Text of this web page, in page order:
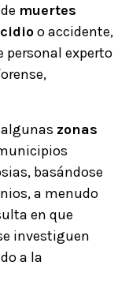
muertes
o accidente,
personal experto
zonas
basándose
a menudo
en que
investiguen
a la